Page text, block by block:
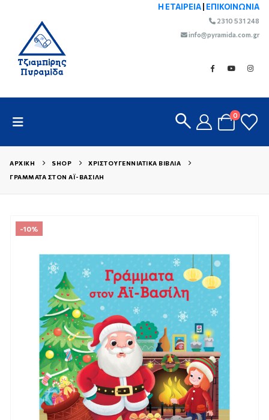
Η ΕΤΑΙΡΕΙΑ ΕΠΙΚΟΙΝΩΝΙΑ
2310 531 248
info@pyramida.com.gr
0
ΑΡΧΙΚΉ SHOP
ΧΡΙΣΤΟΥΓΕΝΝΙΆΤΙΚΑ ΒΙΒΛΊΑ
ΓΡΆΜΜΑΤΑ ΣΤΟΝ ΆΙ-ΒΑΣΊΛΗ
-10%